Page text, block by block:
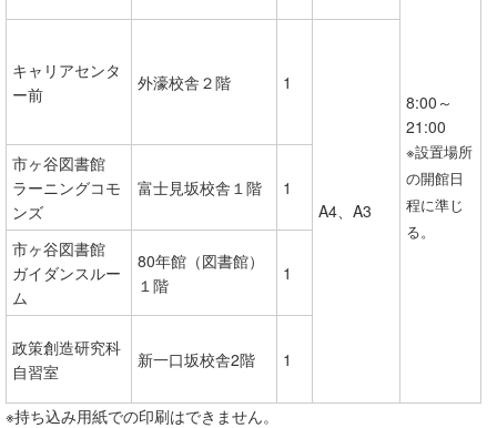
8:00～
21:00
※設置場所
の開館日
程に準じ
る。
キャリアセンタ
ー前
外濠校舎２階 1
A4、A3
市ヶ谷図書館
ラーニングコモ
ンズ
富士見坂校舎１階 1
市ヶ谷図書館
ガイダンスルー
ム
80年館（図書館）
１階
1
政策創造研究科
自習室
新一口坂校舎2階 1
※持ち込み用紙での印刷はできません。